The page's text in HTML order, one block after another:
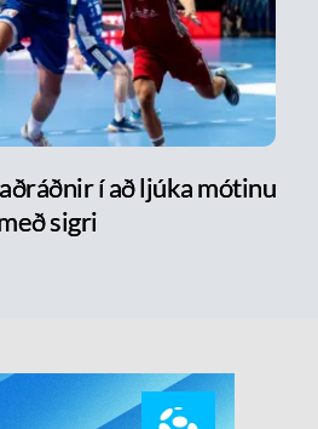
í að ljúka mótinu
sigri